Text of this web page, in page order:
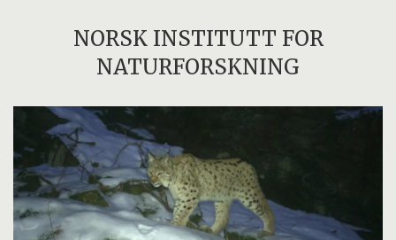
NORSK INSTITUTT FOR
NATURFORSKNING